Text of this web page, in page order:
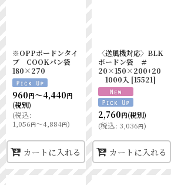
※OPPボードンタイ
プ COOKパン袋
180×270
960円～4,440円
(税別)
(税込:
1,056円～4,884円)
カートに入れる
〈送風機対応〉BLK
ボードン袋 ＃
20×150×200+20
1000入 [15521]
2,760円(税別)
(税込: 3,036円)
カートに入れる